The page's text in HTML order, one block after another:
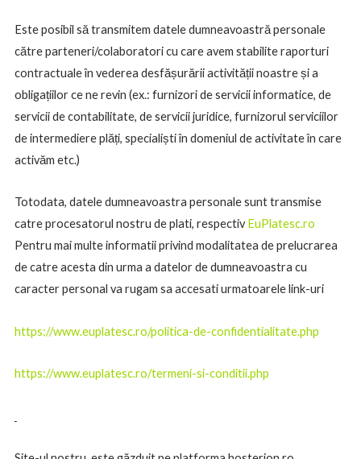
Este posibil să transmitem datele dumneavoastră personale
către parteneri/colaboratori cu care avem stabilite raporturi
contractuale în vederea desfășurării activității noastre și a
obligațiilor ce ne revin (ex.: furnizori de servicii informatice, de
servicii de contabilitate, de servicii juridice, furnizorul serviciilor
de intermediere plăți, specialiști în domeniul de activitate în care
activăm etc.)
Totodata, datele dumneavoastra personale sunt transmise
catre procesatorul nostru de plati, respectivEuPlatesc.ro
Pentru mai multe informatii privind modalitatea de prelucrarea
de catre acesta din urma a datelor de dumneavoastra cu
caracter personal va rugam sa accesati urmatoarele link-uri
https://www.euplatesc.ro/politica-de-confidentialitate.php
https://www.euplatesc.ro/termeni-si-conditii.php